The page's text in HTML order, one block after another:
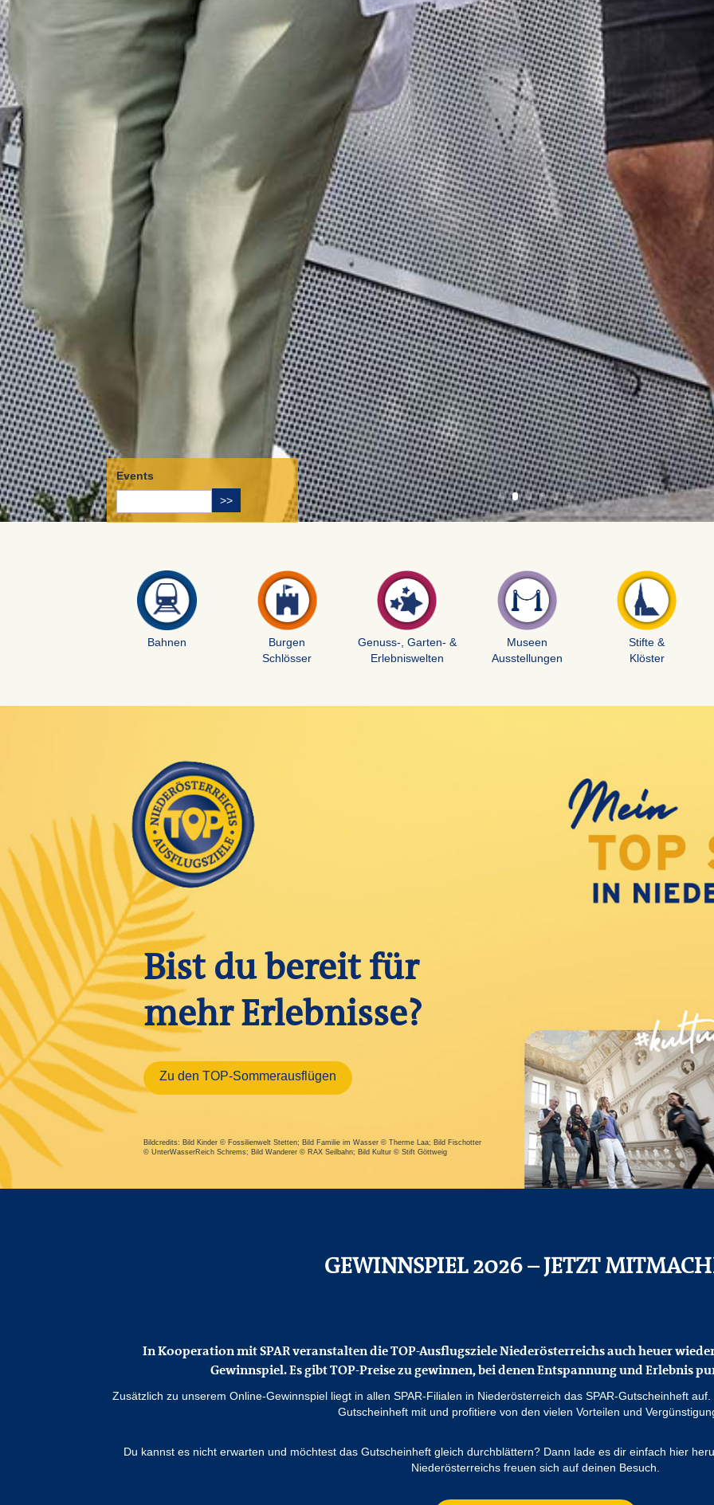
Events
Bahnen
Burgen
Schlösser
Genuss-, Garten- &
Erlebniswelten
Museen
Ausstellungen
Stifte &
Klöster
Bist du bereit für
mehr Erlebnisse?
Zu den TOP-Sommerausflügen
Bildcredits: Bild Kinder © Fossilienwelt Stetten; Bild Familie im Wasser © Therme Laa; Bild Fischotter
© UnterWasserReich Schrems; Bild Wanderer © RAX Seilbahn; Bild Kultur © Stift Göttweig
GEWINNSPIEL 2026 – JETZT
In Kooperation mit SPAR veranstalten die TOP-Ausflugsziele Niederösterreichs auch heuer
Gewinnspiel.Es gibt TOP-Preise zu gewinnen, bei denen Entspannung und Erlebnis
Zusätzlich zu unserem Online-Gewinnspiel liegt in allen SPAR-Filialen in Niederösterreich das SPAR-Gutscheinheft
Gutscheinheft mit und profitiere von den vielen Vorteilen und
Du kannst es nicht erwarten und möchtest das Gutscheinheft gleich durchblättern? Dann lade es dir einfach hier
Niederösterreichs freuen sich auf deinen Besuch.